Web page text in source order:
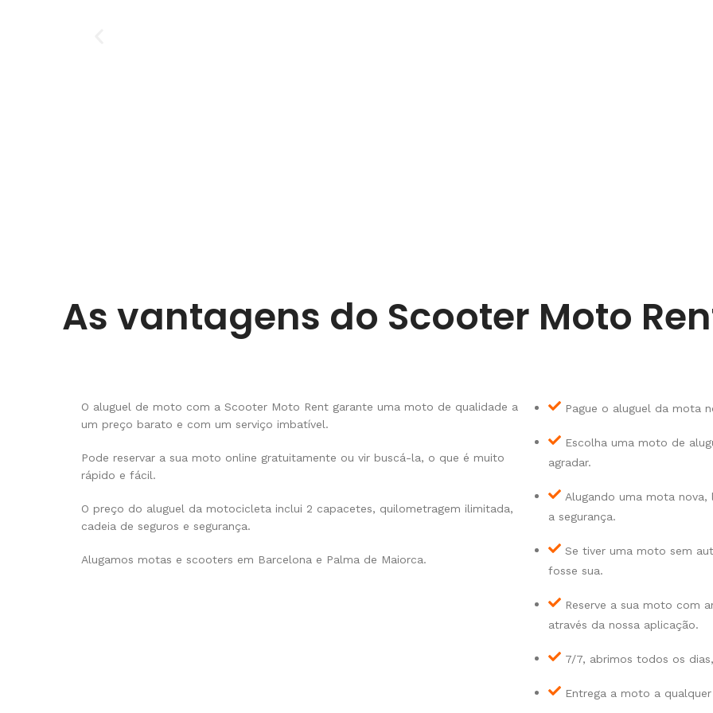
As vantagens do Scooter Moto
O aluguel de moto com a Scooter Moto Rent garante uma moto de qualidade a
um preço barato e com um serviço imbatível.
Pode reservar a sua moto online gratuitamente ou vir buscá-la, o que é muito
rápido e fácil.
O preço do aluguel da motocicleta inclui 2 capacetes, quilometragem ilimitada,
cadeia de seguros e segurança.
Alugamos motas e scooters em Barcelona e Palma de Maiorca.
Pague o aluguel da mota
Escolha uma moto de
agradar.
Alugando uma mota
a segurança.
Se tiver uma moto sem
fosse sua.
Reserve a sua moto com
através da nossa aplicação.
7/7, abrimos todos os
Entrega a moto a